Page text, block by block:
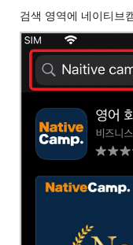
검색 영역에 네이티브